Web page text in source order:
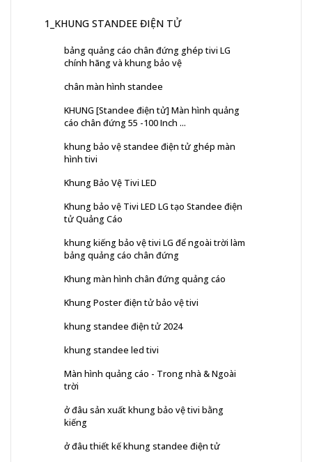
1_KHUNG STANDEE ĐIỆN TỬ
bảng quảng cáo chân đứng ghép tivi LG
chính hãng và khung bảo vệ
chân màn hình standee
KHUNG [Standee điện tử] Màn hình quảng
cáo chân đứng 55 -100 Inch ...
khung bảo vệ standee điện tử ghép màn
hình tivi
Khung Bảo Vệ Tivi LED
Khung bảo vệ Tivi LED LG tạo Standee điện
tử Quảng Cáo
khung kiếng bảo vệ tivi LG để ngoài trời làm
bảng quảng cáo chân đứng
Khung màn hình chân đứng quảng cáo
Khung Poster điện tử bảo vệ tivi
khung standee điện tử 2024
khung standee led tivi
Màn hình quảng cáo - Trong nhà & Ngoài
trời
ở đâu sản xuất khung bảo vệ tivi bằng
kiếng
ở đâu thiết kế khung standee điện tử